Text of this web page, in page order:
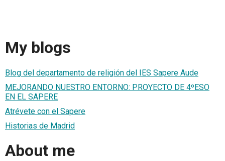
My blogs
Blog del departamento de religión del IES Sapere Aude
MEJORANDO NUESTRO ENTORNO: PROYECTO DE 4ºESO
EN EL SAPERE
Atrévete con el Sapere
Historias de Madrid
About me